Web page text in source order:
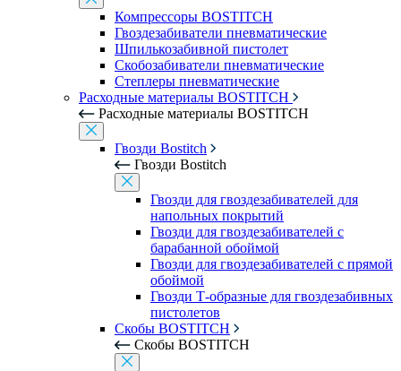
Компрессоры BOSTITCH
Гвоздезабиватели пневматические
Шпилькозабивной пистолет
Скобозабиватели пневматические
Степлеры пневматические
Расходные материалы BOSTITCH
Расходные материалы BOSTITCH
Гвозди Bostitch
Гвозди Bostitch
Гвозди для гвоздезабивателей для
напольных покрытий
Гвозди для гвоздезабивателей с
барабанной обоймой
Гвозди для гвоздезабивателей с прямой
обоймой
Гвозди Т-образные для гвоздезабивных
пистолетов
Скобы BOSTITCH
Скобы BOSTITCH